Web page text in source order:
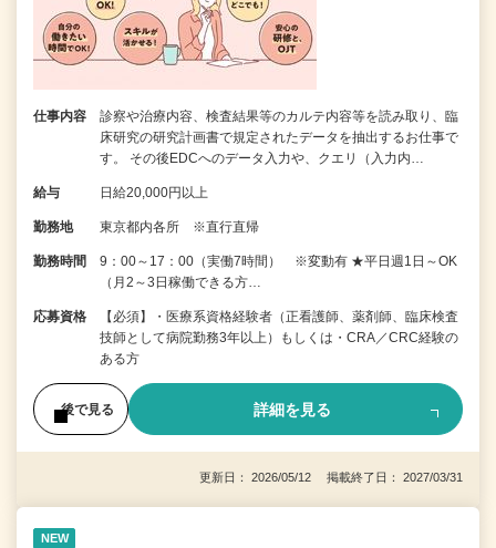
仕事内容
診察や治療内容、検査結果等のカルテ内容等を読み取り、臨
床研究の研究計画書で規定されたデータを抽出するお仕事で
す。 その後EDCへのデータ入力や、クエリ（入力内…
給与 日給20,000円以上
勤務地 東京都内各所 ※直行直帰
勤務時間
9：00～17：00（実働7時間） ※変動有 ★平日週1日～OK
（月2～3日稼働できる方…
応募資格
【必須】・医療系資格経験者（正看護師、薬剤師、臨床検査
技師として病院勤務3年以上）もしくは・CRA／CRC経験の
ある方
後で見る 詳細を見る
更新日： 2026/05/12 掲載終了日： 2027/03/31
NEW